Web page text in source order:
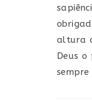
altura
Deus o
sempre